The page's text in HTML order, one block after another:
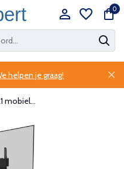
0
helpen je graag!
mobiel...